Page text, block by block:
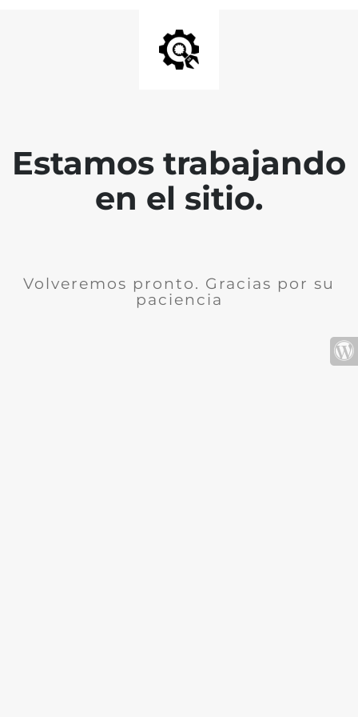
Estamos trabajando
en el sitio.
Volveremos pronto. Gracias por su
paciencia